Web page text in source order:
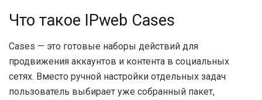
Что такое IPweb Cases
Cases — это готовые наборы действий для
продвижения аккаунтов и контента в социальных
сетях. Вместо ручной настройки отдельных задач
пользователь выбирает уже собранный пакет,